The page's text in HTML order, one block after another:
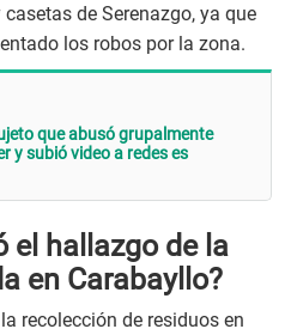
de Serenazgo, ya que
los robos por la zona.
que abusó grupalmente
y subió video a redes es
el hallazgo de la
en Carabayllo?
recolección de residuos en